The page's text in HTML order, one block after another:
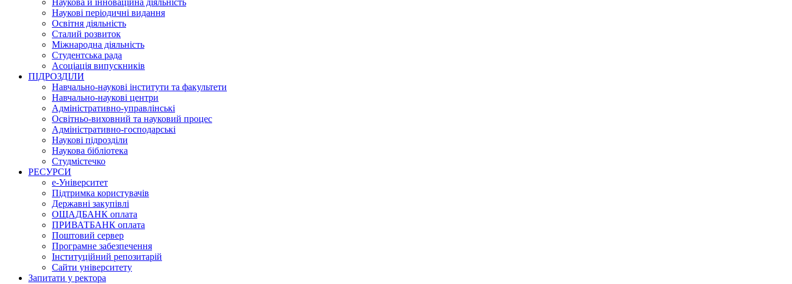
Наукова й інноваційна діяльність
Наукові періодичні видання
Освітня діяльність
Сталий розвиток
Міжнародна діяльність
Студентська рада
Асоціація випускників
ПІДРОЗДІЛИ
Навчально-наукові інститути та факультети
Навчально-наукові центри
Адміністративно-управлінські
Освітньо-виховний та науковий процес
Адміністративно-господарські
Наукові підрозділи
Наукова бібліотека
Студмістечко
РЕСУРСИ
е-Університет
Підтримка користувачів
Державні закупівлі
ОЩАДБАНК оплата
ПРИВАТБАНК оплата
Поштовий сервер
Програмне забезпечення
Інституційний репозитарій
Сайти університету
Запитати у ректора